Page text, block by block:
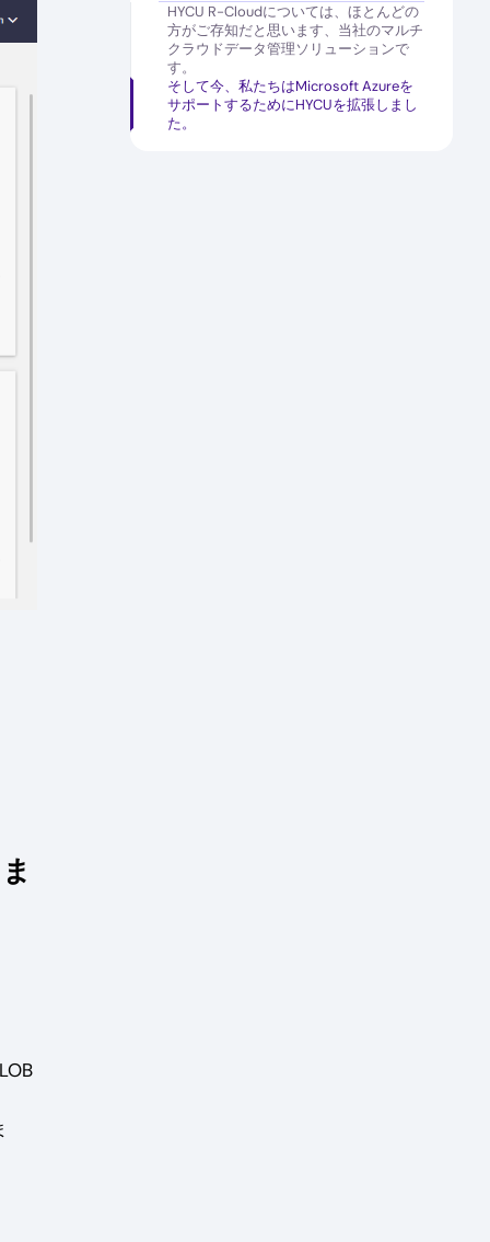
HYCU R-Cloudについては、ほとんどの
方がご存知だと思います、当社のマルチ
クラウドデータ管理ソリューションで
す。
そして今、私たちはMicrosoft Azureを
サポートするためにHYCUを拡張しまし
た。